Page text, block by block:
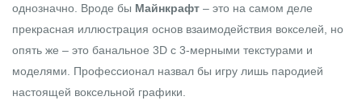
однозначно. Вроде бы Майнкрафт – это на самом деле
прекрасная иллюстрация основ взаимодействия вокселей, но
опять же – это банальное 3D с 3-мерными текстурами и
моделями. Профессионал назвал бы игру лишь пародией
настоящей воксельной графики.